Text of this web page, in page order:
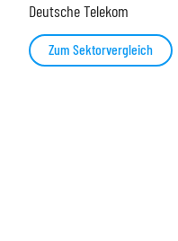
Deutsche Telekom
Zum Sektorvergleich